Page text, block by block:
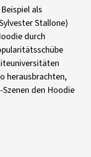
als
Stallone)
durch
herausbrachten,
den Hoodie